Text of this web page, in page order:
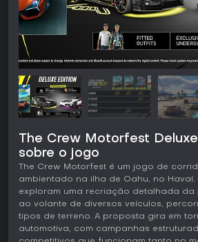
The Crew Motorfest
sobre o jogo
The Crew Motorfest é um jogo de
ambientado na ilha de Oahu, no
exploram uma recriação detalhada da
ao volante de diversos veículos,
tipos de terreno. A proposta gira em
automotiva, com campanhas